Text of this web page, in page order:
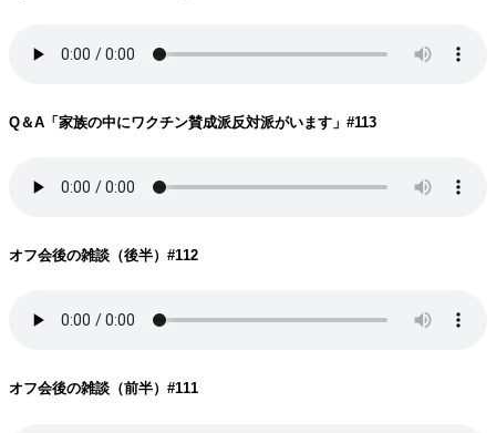
Q＆A「家族の中にワクチン賛成派反対派がいます」 #113
オフ会後の雑談（後半） #112
オフ会後の雑談（前半） #111